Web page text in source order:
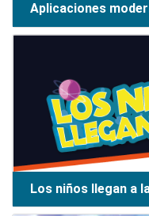
Aplicaciones
Los niños llegan a